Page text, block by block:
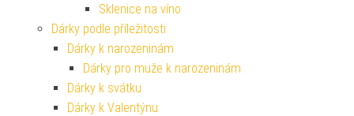
Sklenice na víno
Dárky podle příležitosti
Dárky k narozeninám
Dárky pro muže k narozeninám
Dárky k svátku
Dárky k Valentýnu